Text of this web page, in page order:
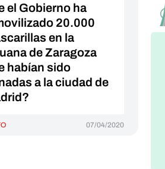
el Gobierno ha
20.000
en la
de Zaragoza
habían sido
a la ciudad de
07/04/2020